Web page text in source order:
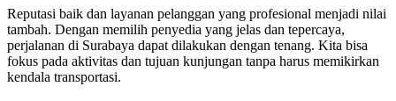
Reputasi baik dan layanan pelanggan yang profesional menjadi nilai
tambah. Dengan memilih penyedia yang jelas dan tepercaya,
perjalanan di Surabaya dapat dilakukan dengan tenang. Kita bisa
fokus pada aktivitas dan tujuan kunjungan tanpa harus memikirkan
kendala transportasi.